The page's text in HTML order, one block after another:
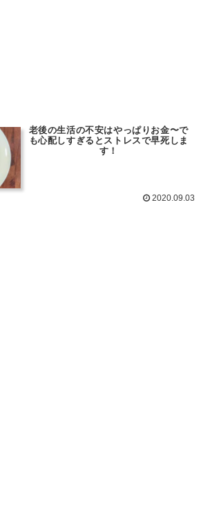
老後の生活の不安はやっぱりお金〜で
も心配しすぎるとストレスで早死しま
す！
2020.09.03